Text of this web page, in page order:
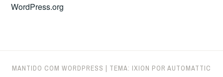
WordPress.org
MANTIDO COM WORDPRESS | TEMA: IXION POR AUTOMATTIC